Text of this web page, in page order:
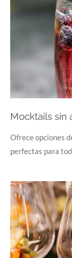
Mocktails sin
Ofrece opciones
perfectas para